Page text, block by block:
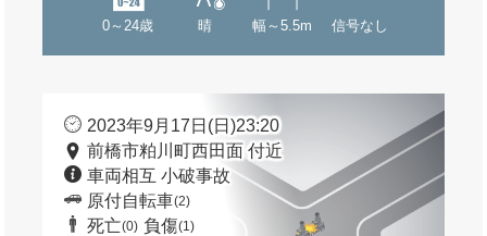
0～24歳 晴 幅～5.5m 信号なし
2023年9月17日(日)23:20
前橋市粕川町西田面 付近
車両相互 小破事故
原付自転車(2)
死亡(0) 負傷(1)